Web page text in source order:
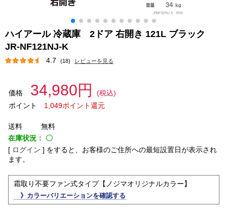
ハイアール 冷蔵庫 2ドア 右開き 121L ブラック
JR-NF121NJ-K
4.7 (18) レビューを見る
価格 34,980円
(税込)
ポイント
1,049ポイント還元
送料
無料
在庫状況： 〇
[ ログイン ] をすると、お客様のご住所への最短設置日が表示され
ます。
霜取り不要ファン式タイプ【ノジマオリジナルカラー】
》カラーバリエーションを確認する